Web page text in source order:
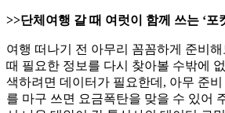
>>단체여행 갈 때 여럿이 함께 쓰는 ‘포
여행 떠나기 전 아무리 꼼꼼하게 준비
때 필요한 정보를 다시 찾아볼 수밖에
색하려면 데이터가 필요한데, 아무 준
를 마구 쓰면 요금폭탄을 맞을 수 있어